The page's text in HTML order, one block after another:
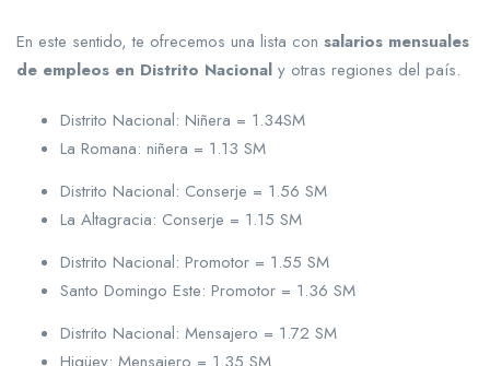
En este sentido, te ofrecemos una lista con salarios mensuales
de empleos en Distrito Nacional y otras regiones del país.
Distrito Nacional: Niñera = 1.34SM
La Romana: niñera = 1.13 SM
Distrito Nacional: Conserje = 1.56 SM
La Altagracia: Conserje = 1.15 SM
Distrito Nacional: Promotor = 1.55 SM
Santo Domingo Este: Promotor = 1.36 SM
Distrito Nacional: Mensajero = 1.72 SM